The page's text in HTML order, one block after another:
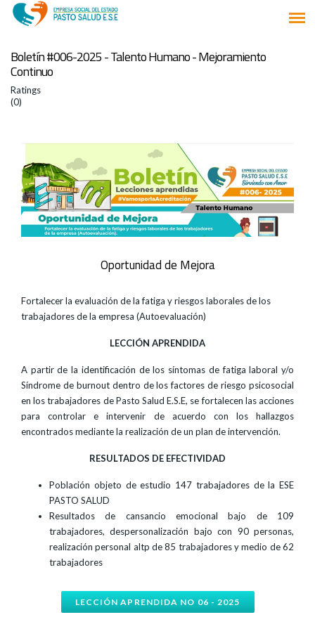
Boletín #006-2025 - Talento Humano - Mejoramiento
Continuo
Ratings
(0)
Oportunidad de Mejora
Fortalecer la evaluación de la fatiga y riesgos laborales de los
trabajadores de la empresa (Autoevaluación)
LECCIÓN APRENDIDA
A partir de la identificación de los síntomas de fatiga laboral y/o
Síndrome de burnout dentro de los factores de riesgo psicosocial
en los trabajadores de Pasto Salud E.S.E, se fortalecen las acciones
para controlar e intervenir de acuerdo con los hallazgos
encontrados mediante la realización de un plan de intervención.
RESULTADOS DE EFECTIVIDAD
Población objeto de estudio 147 trabajadores de la ESE
PASTO SALUD
Resultados de cansancio emocional bajo de 109
trabajadores, despersonalización bajo con 90 personas,
realización personal altp de 85 trabajadores y medio de 62
trabajadores
LECCIÓN APRENDIDA NO 06 - 2025